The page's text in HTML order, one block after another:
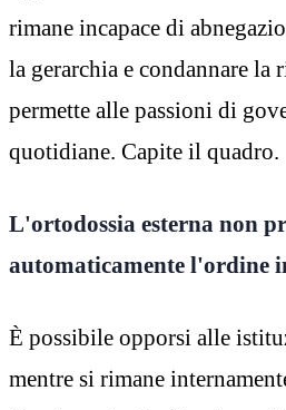
rimane incapace di
la gerarchia e condannare la
permette alle passioni di
quotidiane. Capite il quadro.
L'ortodossia esterna non
automaticamente l'ordine
È possibile opporsi alle
mentre si rimane